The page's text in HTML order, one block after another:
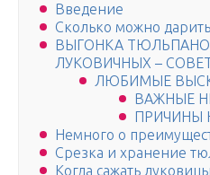
Введение
Сколько можно
ВЫГОНКА
ЛУКОВИЧНЫХ –
ЛЮБИМЫЕ
ВАЖНЫЕ
ПРИЧИНЫ
Немного о
Срезка и хранение
Когда сажать